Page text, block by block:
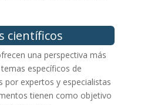
científicos
una perspectiva más
específicos de
por expertos y especialistas
tienen como objetivo